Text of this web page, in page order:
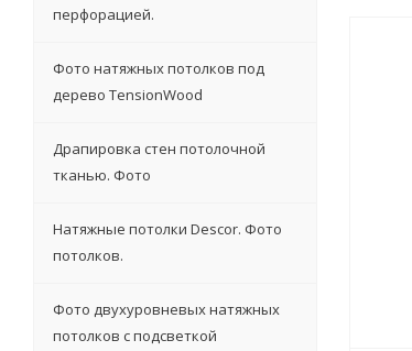
перфорацией.
Фото натяжных потолков под
дерево TensionWood
Драпировка стен потолочной
тканью. Фото
Натяжные потолки Descor. Фото
потолков.
Фото двухуровневых натяжных
потолков с подсветкой